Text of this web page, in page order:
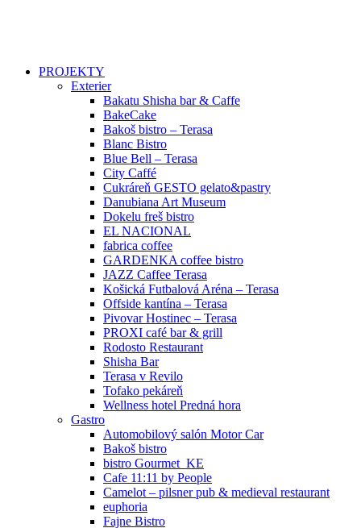
PROJEKTY
Exterier
Bakatu Shisha bar & Caffe
BakeCake
Bakoš bistro – Terasa
Blanc Bistro
Blue Bell – Terasa
City Caffé
Cukráreň GESTO gelato&pastry
Danubiana Art Museum
Dokelu freš bistro
EL NACIONAL
fabrica coffee
GARDENKA coffee bistro
JAZZ Caffee Terasa
Košická Futbalová Aréna – Terasa
Offside kantína – Terasa
Pivovar Hostinec – Terasa
PROXI café bar & grill
Rodosto Restaurant
Shisha Bar
Terasa v Revilo
Tofako pekáreň
Wellness hotel Predná hora
Gastro
Automobilový salón Motor Car
Bakoš bistro
bistro Gourmet_KE
Cafe 11:11 by People
Camelot – pilsner pub & medieval restaurant
euphoria
Fajne Bistro